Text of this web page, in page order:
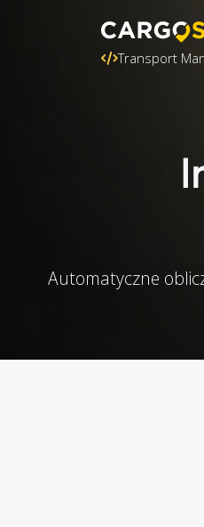
Transport
Automatyczne